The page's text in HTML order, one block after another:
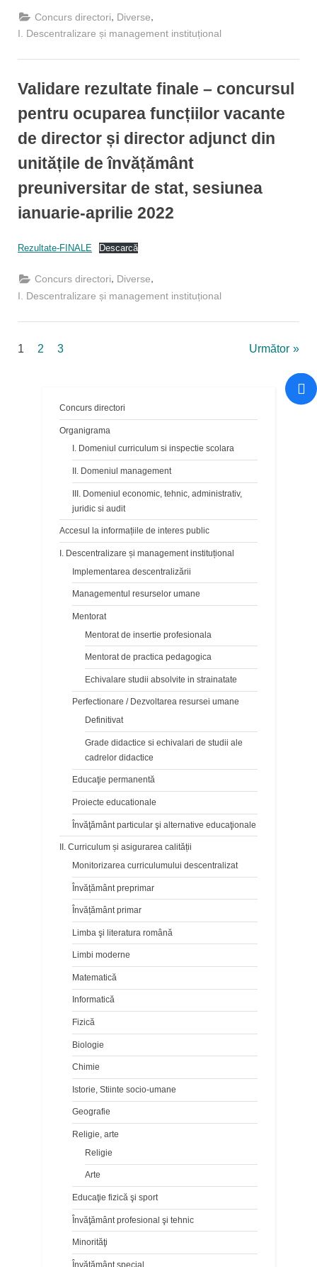
Concurs directori Diverse
I. Descentralizare și management instituțional
Validare rezultate finale – concursul
pentru ocuparea funcțiilor vacante
de director și director adjunct din
unitățile de învățământ
preuniversitar de stat, sesiunea
ianuarie-aprilie 2022
31/03/2022
Management institutional Inspector
Rezultate-FINALE Descarcă
Concurs directori, Diverse,
I. Descentralizare și management instituțional
Paginație
1 2 3 Următor
Concurs directori
Organigrama
I. Domeniul curriculum si inspectie scolara
II. Domeniul management
III. Domeniul economic, tehnic, administrativ,
juridic si audit
Accesul la informațiile de interes public
I. Descentralizare și management instituțional
Implementarea descentralizării
Managementul resurselor umane
Mentorat
Mentorat de insertie profesionala
Mentorat de practica pedagogica
Echivalare studii absolvite in strainatate
Perfectionare / Dezvoltarea resursei umane
Definitivat
Grade didactice si echivalari de studii ale
cadrelor didactice
Educaţie permanentă
Proiecte educationale
Învăţământ particular şi alternative educaţionale
II. Curriculum și asigurarea calității
Monitorizarea curriculumului descentralizat
Învățământ preprimar
Învățământ primar
Limba şi literatura română
Limbi moderne
Matematică
Informatică
Fizică
Biologie
Chimie
Istorie, Stiinte socio-umane
Geografie
Religie, arte
Religie
Arte
Educaţie fizică şi sport
Învăţământ profesional şi tehnic
Minorităţi
Învăţământ special